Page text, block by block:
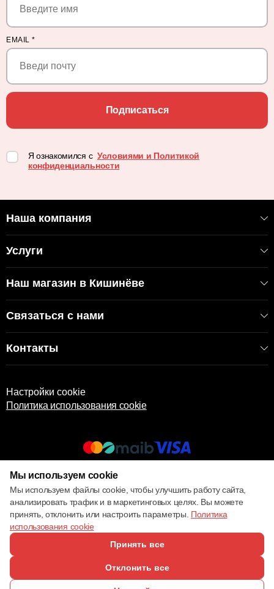
EMAIL *
Подписаться
Я ознакомился с Условиями и Политикой
конфиденциальности
Наша компания
Услуги
Наш магазин в Кишинёве
Связаться с нами
Контакты
Настройки cookie
Политика использования cookie
© 2013 – 2026 ECOM
Мы используем cookie
Мы используем файлы cookie, чтобы улучшить работу сайта,
анализировать трафик и в маркетинговых целях. Вы можете
принять, отклонить или настроить параметры. Политика
использования cookie
Принять все
Отклонить все